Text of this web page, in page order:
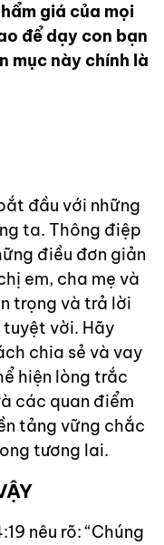
giá của mọi
để dạy con bạn
mục này chính là
đầu với những
ta. Thông điệp
điều đơn giản
em, cha mẹ và
trọng và trả lời
vời. Hãy
chia sẻ và vay
hiện lòng trắc
các quan điểm
tảng vững chắc
tương lai.
nêu rõ: “Chúng